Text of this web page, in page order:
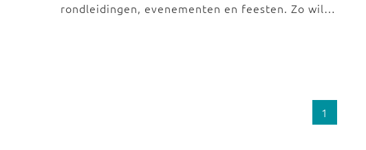
rondleidingen, evenementen en feesten. Zo wil…
1